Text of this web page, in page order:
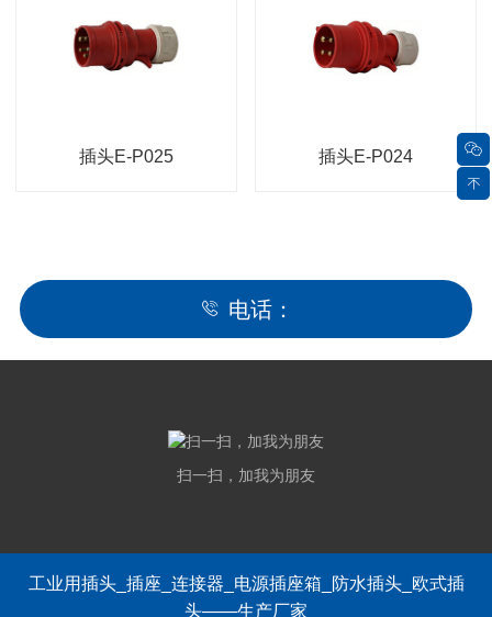
插头E-P025 插头E-P024
电话：
扫一扫，加我为朋友
工业用插头_插座_连接器_电源插座箱_防水插头_欧式插
头——生产厂家